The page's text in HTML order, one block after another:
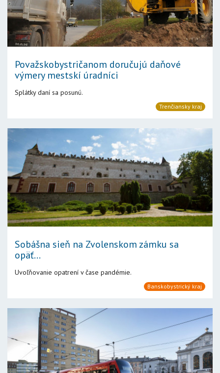
Považskobystričanom doručujú daňové
výmery mestskí úradníci
Splátky daní sa posunú.
Trenčiansky kraj
Sobášna sieň na Zvolenskom zámku sa
opäť...
Uvoľňovanie opatrení v čase pandémie.
Banskobystrický kraj